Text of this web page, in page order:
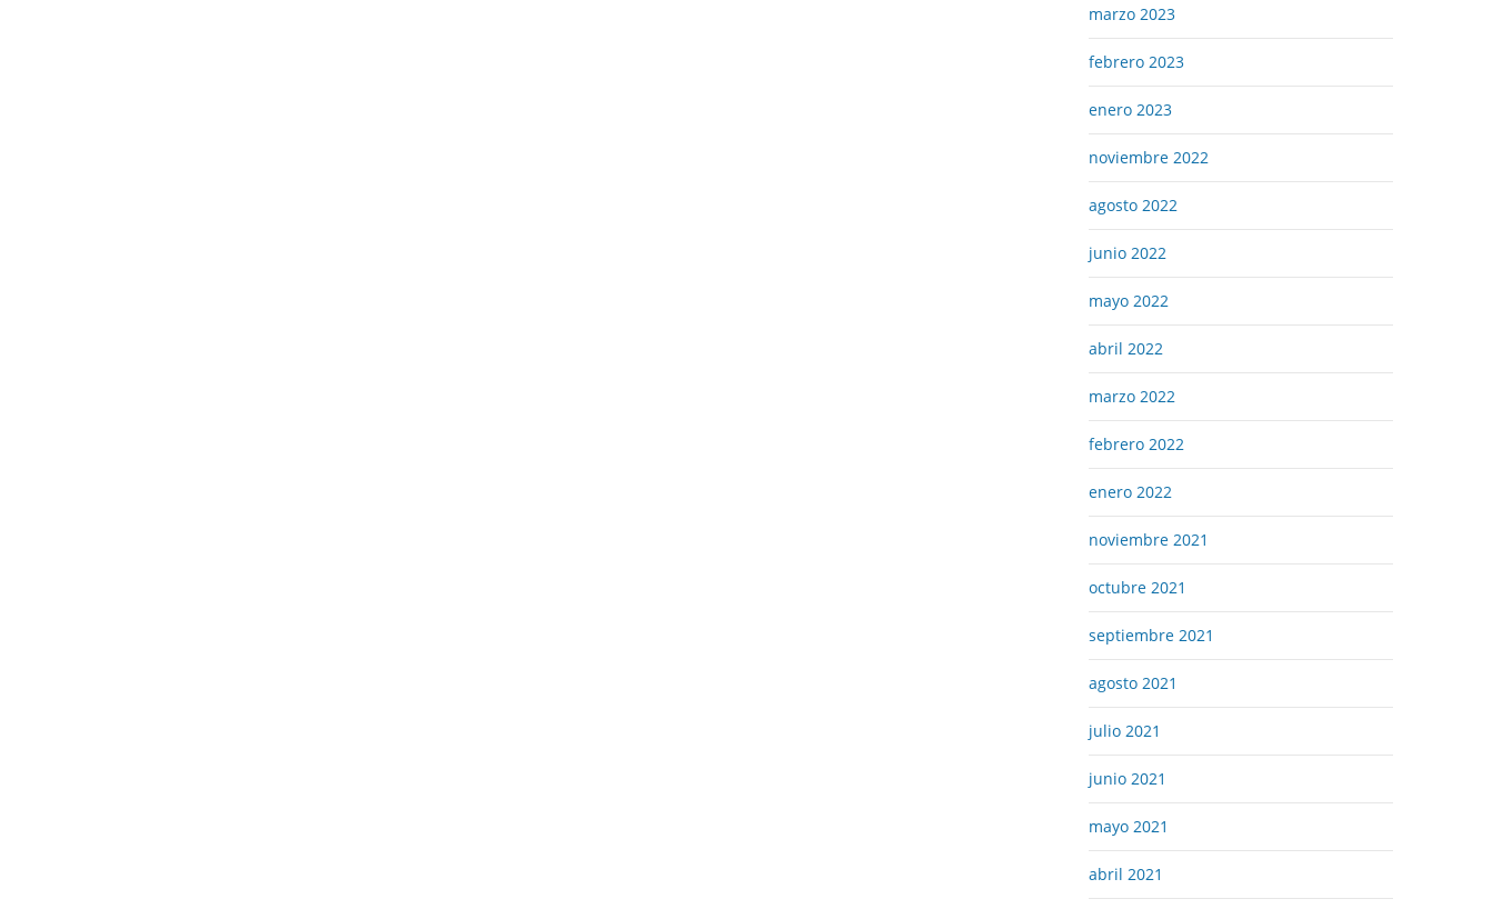
marzo 2023
febrero 2023
enero 2023
noviembre 2022
agosto 2022
junio 2022
mayo 2022
abril 2022
marzo 2022
febrero 2022
enero 2022
noviembre 2021
octubre 2021
septiembre 2021
agosto 2021
julio 2021
junio 2021
mayo 2021
abril 2021